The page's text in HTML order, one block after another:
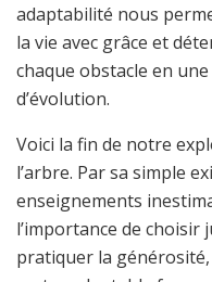
adaptabilité nous
la vie avec grâce et
chaque obstacle en
d’évolution.
Voici la fin de notre
l’arbre. Par sa simple
enseignements
l’importance de choisir
pratiquer la